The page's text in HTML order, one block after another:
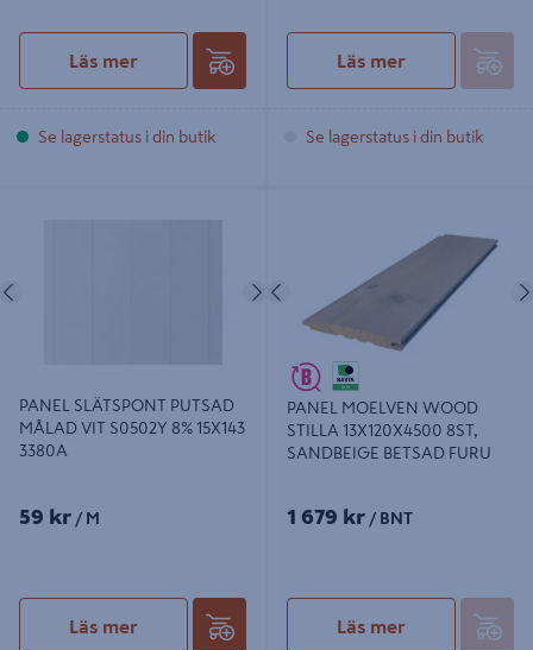
Läs mer
Se lagerstatus i din butik
Läs mer
Se lagerstatus i din butik
MÅLAD VIT S0502Y 8% 15X143
Nästa
PANEL SLÄTSPONT PUTSAD
MÅLAD VIT S0502Y 8% 15X143
3380A
59 kr / M
Läs mer
Föregående
PANEL MOELVEN WOOD
STILLA 13X120X4500 8ST,
SANDBEIGE BETSAD FURU
1 679 kr / BNT
Läs mer